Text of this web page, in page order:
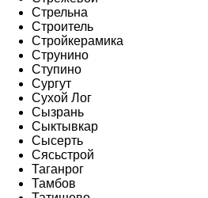
Стрельна
Строитель
Стройкерамика
Струнино
Ступино
Сургут
Сухой Лог
Сызрань
Сыктывкар
Сысерть
Сясьстрой
Таганрог
Тамбов